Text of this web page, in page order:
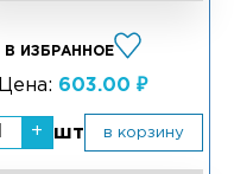
В ИЗБРАННОЕ
Цена: 603.00 ₽
+ шт в корзину